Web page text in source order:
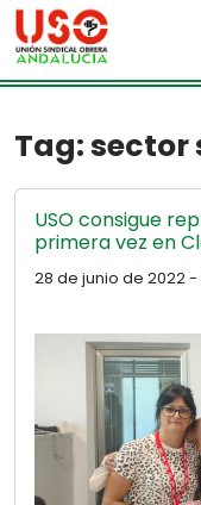
Skip to main content
Tag:
USO consigue
primera vez en
28 de junio de 2022 -